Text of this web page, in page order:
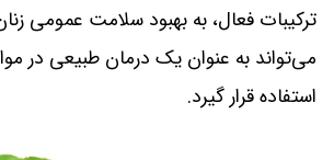
ترکیبات فعال، به بهبود سلامت عمومی
می‌تواند به عنوان یک درمان طبیعی در
استفاده قرار گیرد.